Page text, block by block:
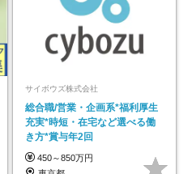
サイボウズ株式会社
総合職/営業・企画系*福利厚生
充実*時短・在宅など選べる働
き方*賞与年2回
450～850万円